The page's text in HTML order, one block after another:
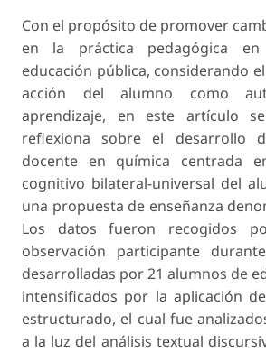
Con el propósito de promover
en la práctica pedagógica
educación pública, considerando
acción del alumno como
aprendizaje, en este artículo
reflexiona sobre el desarrollo
docente en química centrada
cognitivo bilateral-universal del
una propuesta de enseñanza
Los datos fueron recogidos
observación participante
desarrolladas por 21 alumnos de
intensificados por la aplicación
estructurado, el cual fue
a la luz del análisis textual